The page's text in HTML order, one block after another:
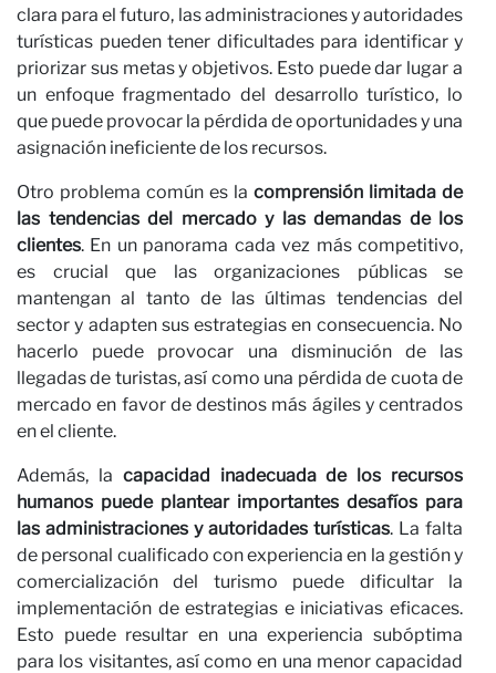
clara para el futuro, las administraciones y autoridades
turísticas pueden tener dificultades para identificar y
priorizar sus metas y objetivos. Esto puede dar lugar a
un enfoque fragmentado del desarrollo turístico, lo
que puede provocar la pérdida de oportunidades y una
asignación ineficiente de los recursos.
Otro problema común es la comprensión limitada de
las tendencias del mercado y las demandas de los
clientes. En un panorama cada vez más competitivo,
es crucial que las organizaciones públicas se
mantengan al tanto de las últimas tendencias del
sector y adapten sus estrategias en consecuencia. No
hacerlo puede provocar una disminución de las
llegadas de turistas, así como una pérdida de cuota de
mercado en favor de destinos más ágiles y centrados
en el cliente.
Además, la capacidad inadecuada de los recursos
humanos puede plantear importantes desafíos para
las administraciones y autoridades turísticas. La falta
de personal cualificado con experiencia en la gestión y
comercialización del turismo puede dificultar la
implementación de estrategias e iniciativas eficaces.
Esto puede resultar en una experiencia subóptima
para los visitantes, así como en una menor capacidad